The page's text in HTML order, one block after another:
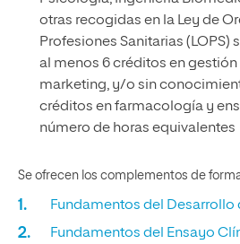
otras recogidas en la Ley de
Profesiones Sanitarias
al menos 6 créditos en
marketing, y/o sin
créditos en farmacología y
número de horas equivalentes
Se ofrecen los complementos de
Fundamentos del Desarrollo
Fundamentos del Ensayo